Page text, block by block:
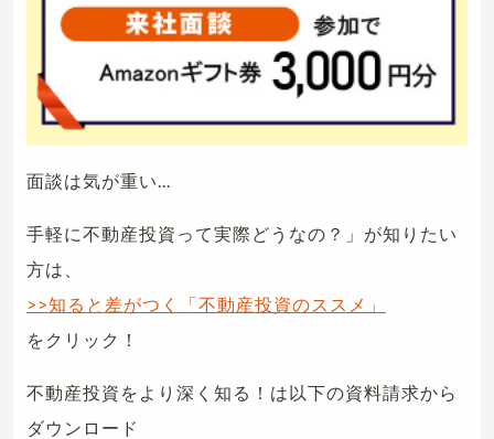
面談は気が重い...
手軽に不動産投資って実際どうなの？」が知りたい
方は、
>>知ると差がつく「不動産投資のススメ」
をクリック！
不動産投資をより深く知る！は以下の資料請求から
ダウンロード